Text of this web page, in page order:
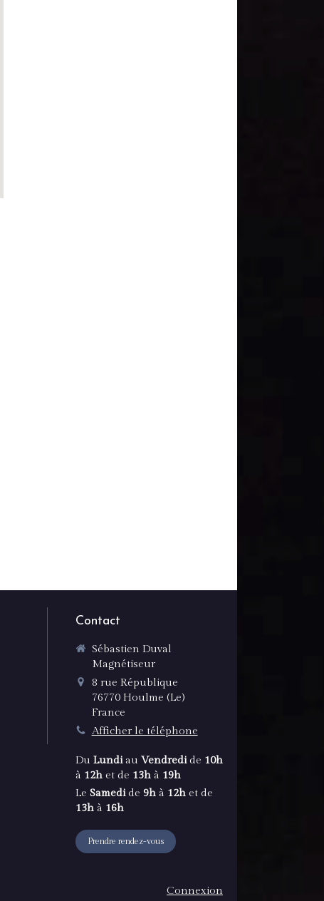
Contact
Sébastien Duval
Magnétiseur
8 rue République
76770 Houlme (Le)
France
Afficher le téléphone
Du Lundiau Vendredide 10h
à 12het de 13hà 19h
Le Samedide 9hà 12het de
13hà 16h
Prendre rendez-vous
Connexion